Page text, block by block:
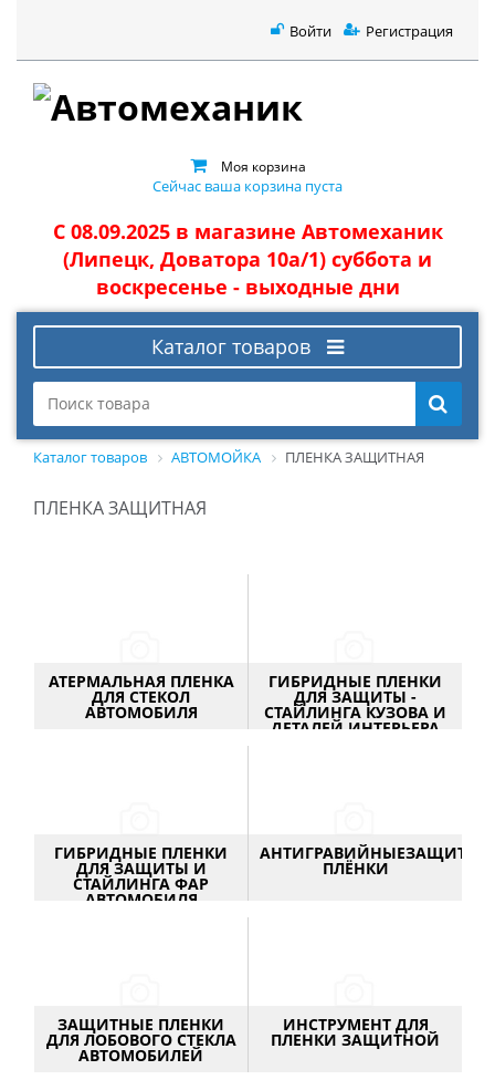
Войти Регистрация
Моя корзина
Сейчас ваша корзина пуста
С 08.09.2025 в магазине Автомеханик
(Липецк, Доватора 10а/1) суббота и
воскресенье - выходные дни
Каталог товаров
Каталог товаров АВТОМОЙКА ПЛЕНКА ЗАЩИТНАЯ
ПЛЕНКА ЗАЩИТНАЯ
АТЕРМАЛЬНАЯ ПЛЕНКА
ДЛЯ СТЕКОЛ
АВТОМОБИЛЯ
ГИБРИДНЫЕ ПЛЕНКИ
ДЛЯ ЗАЩИТЫ -
СТАЙЛИНГА КУЗОВА И
ДЕТАЛЕЙ ИНТЕРЬЕРА
ГИБРИДНЫЕ ПЛЕНКИ
ДЛЯ ЗАЩИТЫ И
СТАЙЛИНГА ФАР
АВТОМОБИЛЯ
ПЛЁНКИ
ЗАЩИТНЫЕ ПЛЕНКИ
ДЛЯ ЛОБОВОГО СТЕКЛА
АВТОМОБИЛЕЙ
ИНСТРУМЕНТ ДЛЯ
ПЛЕНКИ ЗАЩИТНОЙ